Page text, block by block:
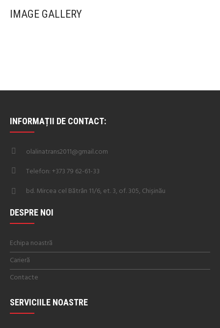
IMAGE GALLERY
INFORMAȚII DE CONTACT:
olalinatrans2011@gmail.com
Telefon: +373 79 62-61-33
bd. Mircea cel Bătrân 11/6, et. 3, of. 305, Chișinău
DESPRE NOI
Echipa noastră
Carieră
Contacte
SERVICIILE NOASTRE